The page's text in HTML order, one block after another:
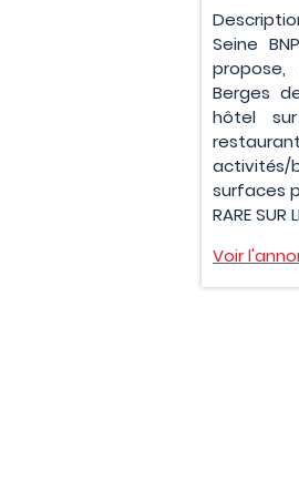
Seine
Berges
hôtel
activités/
surfaces
RARE SUR
Voir